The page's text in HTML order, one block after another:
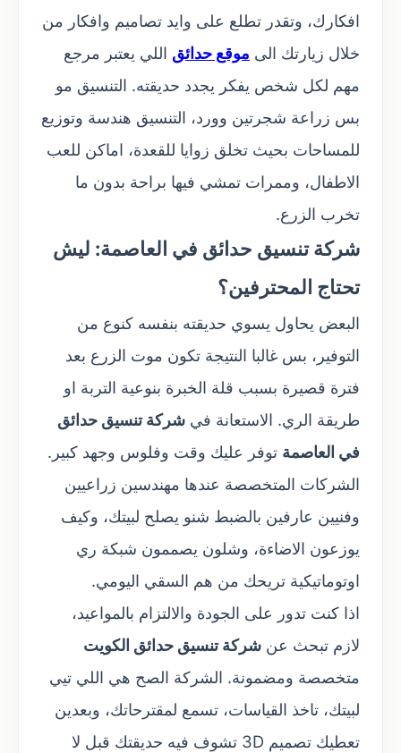
افكارك، وتقدر تطلع على وايد تصاميم وافكار من
خلال زيارتك الى موقع حدائق اللي يعتبر مرجع
مهم لكل شخص يفكر يجدد حديقته. التنسيق مو
بس زراعة شجرتين وورد، التنسيق هندسة وتوزيع
للمساحات بحيث تخلق زوايا للقعدة، اماكن للعب
الاطفال، وممرات تمشي فيها براحة بدون ما
تخرب الزرع.
شركة تنسيق حدائق في العاصمة: ليش
تحتاج المحترفين؟
البعض يحاول يسوي حديقته بنفسه كنوع من
التوفير، بس غالبا النتيجة تكون موت الزرع بعد
فترة قصيرة بسبب قلة الخبرة بنوعية التربة او
طريقة الري. الاستعانة في شركة تنسيق حدائق
في العاصمة توفر عليك وقت وفلوس وجهد كبير.
الشركات المتخصصة عندها مهندسين زراعيين
وفنيين عارفين بالضبط شنو يصلح لبيتك، وكيف
يوزعون الاضاءة، وشلون يصممون شبكة ري
اوتوماتيكية تريحك من هم السقي اليومي.
اذا كنت تدور على الجودة والالتزام بالمواعيد،
لازم تبحث عن شركة تنسيق حدائق الكويت
متخصصة ومضمونة. الشركة الصح هي اللي تيي
لبيتك، تاخذ القياسات، تسمع لمقترحاتك، وبعدين
تعطيك تصميم 3D تشوف فيه حديقتك قبل لا